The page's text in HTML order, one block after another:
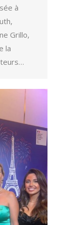
à
Grillo,
la